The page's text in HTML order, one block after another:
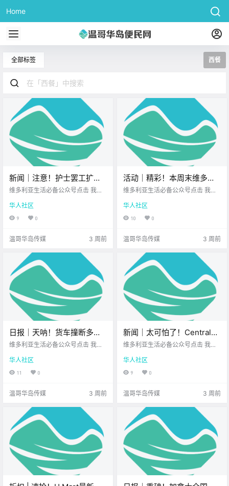
Home
全部标签 西餐
新闻｜注意！护士罢工扩大
至温哥华岛，这些医疗服务
临时外籍劳工项目，11家温
岛雇主被罚21万刀！
维多利亚生活必备公众号点击 我在
想一直在你身边UPS维多利亚DT店
北美最大亚洲超市 大家周五好呀~
扩大至温哥.
华人社区
9 0
温哥华岛传媒 3 周前
活动｜精彩！本周末维多利
亚有后院音乐节、户外表演
展、音乐剧演出、果园集
市、夏日游园会！
维多利亚生活必备公众号点击 我在
想一直在你身边维多利亚顶级科创
学校您值得信赖的地产经纪 维多利
天音乐会 还.
华人社区
10 0
温哥华岛传媒 3 周前
日报｜天呐！货车撞断多根
电线杆，Malahat公路严重瘫
将建22层混合用途公寓楼！
维多利亚生活必备公众号点击 我在
想一直在你身边北美最大亚洲超市
您值得信赖的地产经纪公元2026年
7月10日 农历5月26日 星期五 巨蟹
预报.
华人社区
11 0
温哥华岛传媒 3 周前
新闻｜太可怕了！Central
Saanich恶犬伤人，三岁幼童
惊现神秘“双头蛇”？
维多利亚生活必备公众号点击 我在
一直在你身边UPS维多利亚DT店北
美最大亚洲超市 大家周四好呀~ 一
周接近尾声 你的心情还好吗？ 先来
aanich恶.
华人社区
9 0
温哥华岛传媒 3 周前